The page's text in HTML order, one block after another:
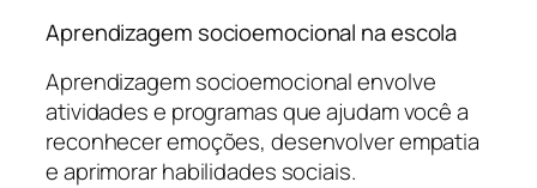
Aprendizagem socioemocional na escola
Aprendizagem socioemocional envolve
atividades e programas que ajudam você a
reconhecer emoções, desenvolver empatia
e aprimorar habilidades sociais.